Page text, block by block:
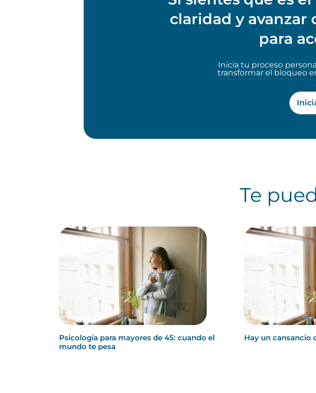
claridad y avanzar
para
Inicia tu proceso
transformar el bloqueo
Te
Psicología para mayores de 45: cuando el
mundo te pesa
Hay un cansancio